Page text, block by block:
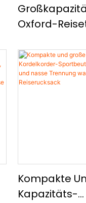
Oxford-
Reisetasche,
Sports-
Kompakte
Kapazitäts-